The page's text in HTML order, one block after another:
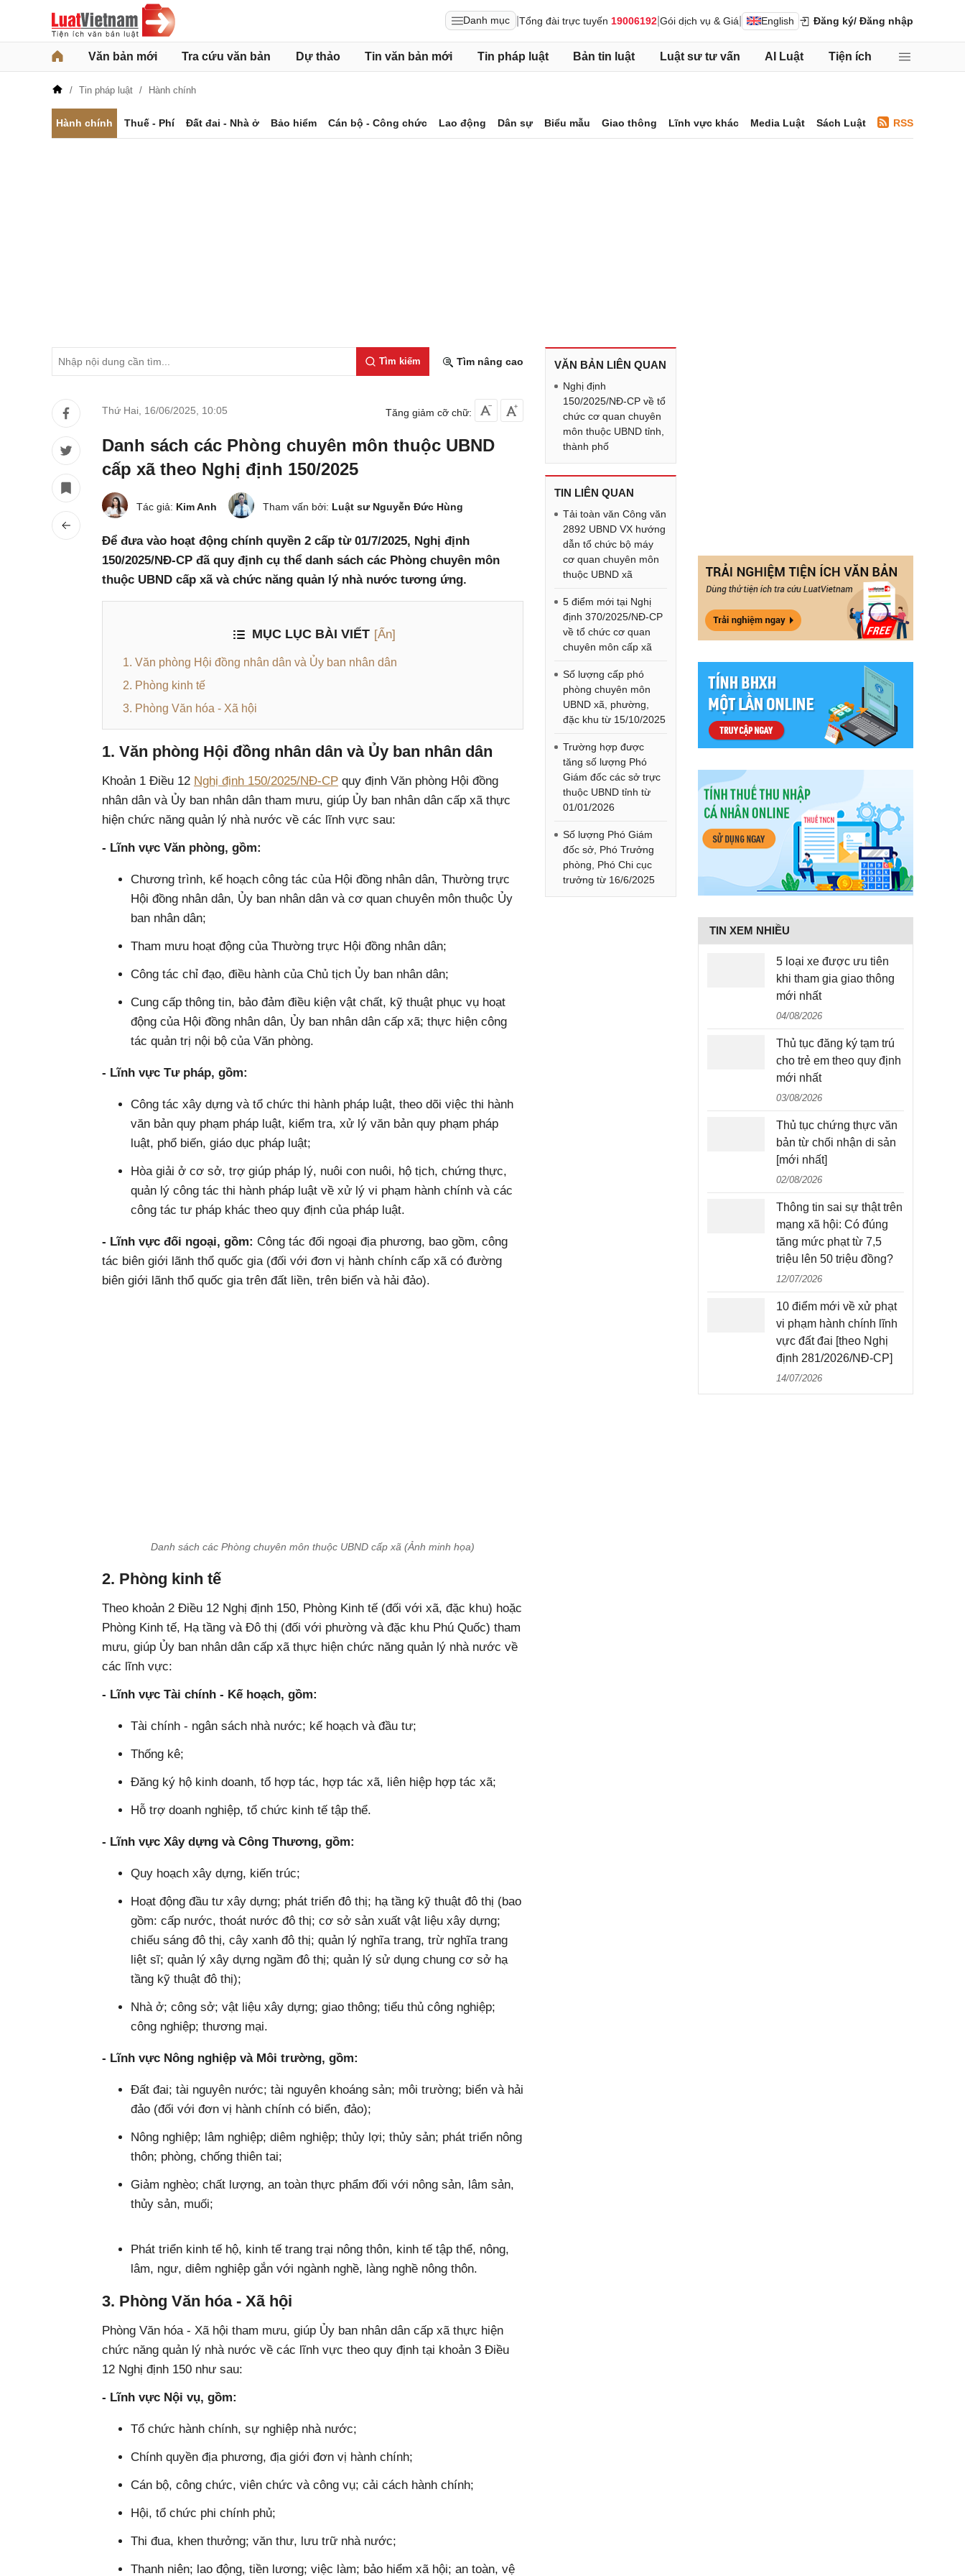
Danh mục Tổng đài trực tuyến 19006192 Gói dịch vụ & Giá English Đăng ký/ Đăng nhập
Văn bản mới Tra cứu văn bản Dự thảo Tin văn bản mới Tin pháp luật Bản tin luật Luật sư tư vấn AI Luật Tiện ích
Tin pháp luật Hành chính
Hành chính Thuế - Phí Đất đai - Nhà ở Bảo hiểm Cán bộ - Công chức Lao động Dân sự Biểu mẫu Giao thông Lĩnh vực khác Media Luật Sách Luật RSS
Tìm kiếm Tìm nâng cao
Thứ Hai, 16/06/2025 10:05 Tăng giảm cỡ chữ:
Danh sách các Phòng chuyên môn thuộc UBND
cấp xã theo Nghị định 150/2025
Tác giả: Kim Anh Tham vấn bởi: Luật sư Nguyễn Đức Hùng
Để đưa vào hoạt động chính quyền 2 cấp từ 01/7/2025, Nghị định
150/2025/NĐ-CP đã quy định cụ thể danh sách các Phòng chuyên môn
thuộc UBND cấp xã và chức năng quản lý nhà nước tương ứng.
MỤC LỤC BÀI VIẾT [Ẩn]
1. Văn phòng Hội đồng nhân dân và Ủy ban nhân dân
2. Phòng kinh tế
3. Phòng Văn hóa - Xã hội
1. Văn phòng Hội đồng nhân dân và Ủy ban nhân dân
Khoản 1 Điều 12 Nghị định 150/2025/NĐ-CP quy định Văn phòng Hội đồng
nhân dân và Ủy ban nhân dân tham mưu, giúp Ủy ban nhân dân cấp xã thực
hiện chức năng quản lý nhà nước về các lĩnh vực sau:
- Lĩnh vực Văn phòng, gồm:
Chương trình, kế hoạch công tác của Hội đồng nhân dân, Thường trực
Hội đồng nhân dân, Ủy ban nhân dân và cơ quan chuyên môn thuộc Ủy
ban nhân dân;
Tham mưu hoạt động của Thường trực Hội đồng nhân dân;
Công tác chỉ đạo, điều hành của Chủ tịch Ủy ban nhân dân;
Cung cấp thông tin, bảo đảm điều kiện vật chất, kỹ thuật phục vụ hoạt
động của Hội đồng nhân dân, Ủy ban nhân dân cấp xã; thực hiện công
tác quản trị nội bộ của Văn phòng.
- Lĩnh vực Tư pháp, gồm:
Công tác xây dựng và tổ chức thi hành pháp luật, theo dõi việc thi hành
văn bản quy phạm pháp luật, kiểm tra, xử lý văn bản quy phạm pháp
luật, phổ biến, giáo dục pháp luật;
Hòa giải ở cơ sở, trợ giúp pháp lý, nuôi con nuôi, hộ tịch, chứng thực,
quản lý công tác thi hành pháp luật về xử lý vi phạm hành chính và các
công tác tư pháp khác theo quy định của pháp luật.
- Lĩnh vực đối ngoại, gồm: Công tác đối ngoại địa phương, bao gồm, công
tác biên giới lãnh thổ quốc gia (đối với đơn vị hành chính cấp xã có đường
biên giới lãnh thổ quốc gia trên đất liền, trên biển và hải đảo).
Danh sách các Phòng chuyên môn thuộc UBND cấp xã (Ảnh minh họa)
2. Phòng kinh tế
Theo khoản 2 Điều 12 Nghị định 150, Phòng Kinh tế (đối với xã, đặc khu) hoặc
Phòng Kinh tế, Hạ tầng và Đô thị (đối với phường và đặc khu Phú Quốc) tham
mưu, giúp Ủy ban nhân dân cấp xã thực hiện chức năng quản lý nhà nước về
các lĩnh vực:
- Lĩnh vực Tài chính - Kế hoạch, gồm:
Tài chính - ngân sách nhà nước; kế hoạch và đầu tư;
Thống kê;
Đăng ký hộ kinh doanh, tổ hợp tác, hợp tác xã, liên hiệp hợp tác xã;
Hỗ trợ doanh nghiệp, tổ chức kinh tế tập thể.
- Lĩnh vực Xây dựng và Công Thương, gồm:
Quy hoạch xây dựng, kiến trúc;
Hoạt động đầu tư xây dựng; phát triển đô thị; hạ tầng kỹ thuật đô thị (bao
gồm: cấp nước, thoát nước đô thị; cơ sở sản xuất vật liệu xây dựng;
chiếu sáng đô thị, cây xanh đô thị; quản lý nghĩa trang, trừ nghĩa trang
liệt sĩ; quản lý xây dựng ngầm đô thị; quản lý sử dụng chung cơ sở hạ
tầng kỹ thuật đô thị);
Nhà ở; công sở; vật liệu xây dựng; giao thông; tiểu thủ công nghiệp;
công nghiệp; thương mại.
- Lĩnh vực Nông nghiệp và Môi trường, gồm:
Đất đai; tài nguyên nước; tài nguyên khoáng sản; môi trường; biển và hải
đảo (đối với đơn vị hành chính có biển, đảo);
Nông nghiệp; lâm nghiệp; diêm nghiệp; thủy lợi; thủy sản; phát triển nông
thôn; phòng, chống thiên tai;
Giảm nghèo; chất lượng, an toàn thực phẩm đối với nông sản, lâm sản,
thủy sản, muối;
Phát triển kinh tế hộ, kinh tế trang trại nông thôn, kinh tế tập thể, nông,
lâm, ngư, diêm nghiệp gắn với ngành nghề, làng nghề nông thôn.
3. Phòng Văn hóa - Xã hội
Phòng Văn hóa - Xã hội tham mưu, giúp Ủy ban nhân dân cấp xã thực hiện
chức năng quản lý nhà nước về các lĩnh vực theo quy định tại khoản 3 Điều
12 Nghị định 150 như sau:
- Lĩnh vực Nội vụ, gồm:
Tổ chức hành chính, sự nghiệp nhà nước;
Chính quyền địa phương, địa giới đơn vị hành chính;
Cán bộ, công chức, viên chức và công vụ; cải cách hành chính;
Hội, tổ chức phi chính phủ;
Thi đua, khen thưởng; văn thư, lưu trữ nhà nước;
Thanh niên; lao động, tiền lương; việc làm; bảo hiểm xã hội; an toàn, vệ
VĂN BẢN LIÊN QUAN
Nghị định
150/2025/NĐ-CP về tổ
chức cơ quan chuyên
môn thuộc UBND tỉnh,
thành phố
TIN LIÊN QUAN
Tải toàn văn Công văn
2892 UBND VX hướng
dẫn tổ chức bộ máy
cơ quan chuyên môn
thuộc UBND xã
5 điểm mới tại Nghị
định 370/2025/NĐ-CP
về tổ chức cơ quan
chuyên môn cấp xã
Số lượng cấp phó
phòng chuyên môn
UBND xã, phường,
đặc khu từ 15/10/2025
Trường hợp được
tăng số lượng Phó
Giám đốc các sở trực
thuộc UBND tỉnh từ
01/01/2026
Số lượng Phó Giám
đốc sở, Phó Trưởng
phòng, Phó Chi cục
trưởng từ 16/6/2025
TIN XEM NHIỀU
5 loại xe được ưu tiên
khi tham gia giao thông
mới nhất
04/08/2026
Thủ tục đăng ký tạm trú
cho trẻ em theo quy định
mới nhất
03/08/2026
Thủ tục chứng thực văn
bản từ chối nhận di sản
[mới nhất]
02/08/2026
Thông tin sai sự thật trên
mạng xã hội: Có đúng
tăng mức phạt từ 7,5
triệu lên 50 triệu đồng?
12/07/2026
10 điểm mới về xử phạt
vi phạm hành chính lĩnh
vực đất đai [theo Nghị
định 281/2026/NĐ-CP]
14/07/2026